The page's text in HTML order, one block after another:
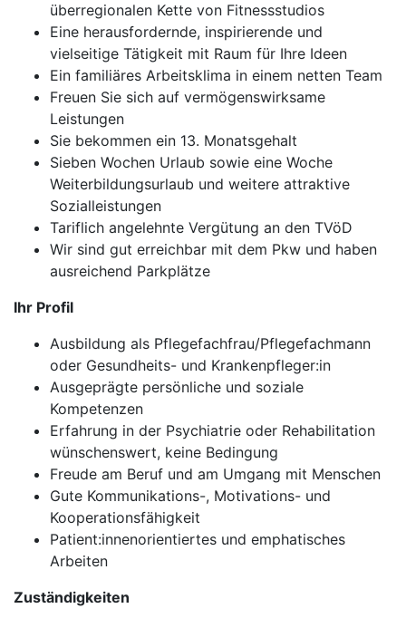
überregionalen Kette von Fitnessstudios
Eine herausfordernde, inspirierende und
vielseitige Tätigkeit mit Raum für Ihre Ideen
Ein familiäres Arbeitsklima in einem netten Team
Freuen Sie sich auf vermögenswirksame
Leistungen
Sie bekommen ein 13. Monatsgehalt
Sieben Wochen Urlaub sowie eine Woche
Weiterbildungsurlaub und weitere attraktive
Sozialleistungen
Tariflich angelehnte Vergütung an den TVöD
Wir sind gut erreichbar mit dem Pkw und haben
ausreichend Parkplätze
Ihr Profil
Ausbildung als Pflegefachfrau/Pflegefachmann
oder Gesundheits- und Krankenpfleger:in
Ausgeprägte persönliche und soziale
Kompetenzen
Erfahrung in der Psychiatrie oder Rehabilitation
wünschenswert, keine Bedingung
Freude am Beruf und am Umgang mit Menschen
Gute Kommunikations-, Motivations- und
Kooperationsfähigkeit
Patient:innenorientiertes und emphatisches
Arbeiten
Zuständigkeiten